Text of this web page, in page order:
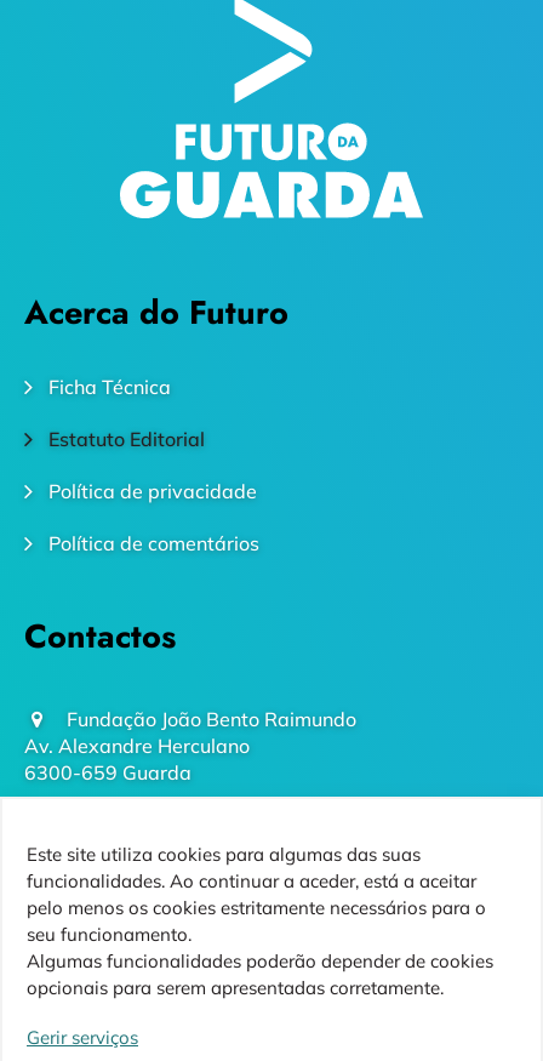
Este site utiliza cookies para algumas das suas
funcionalidades. Ao continuar a aceder, está a aceitar
pelo menos os cookies estritamente necessários para o
seu funcionamento.
Algumas funcionalidades poderão depender de cookies
opcionais para serem apresentadas corretamente.
Gerir serviços
Acerca do Futuro
Ficha Técnica
Estatuto Editorial
Política de privacidade
Política de comentários
Contactos
Fundação João Bento Raimundo
Av. Alexandre Herculano
6300-659 Guarda
271 220 410
(chamada para rede fixa nacional)
Siga-nos